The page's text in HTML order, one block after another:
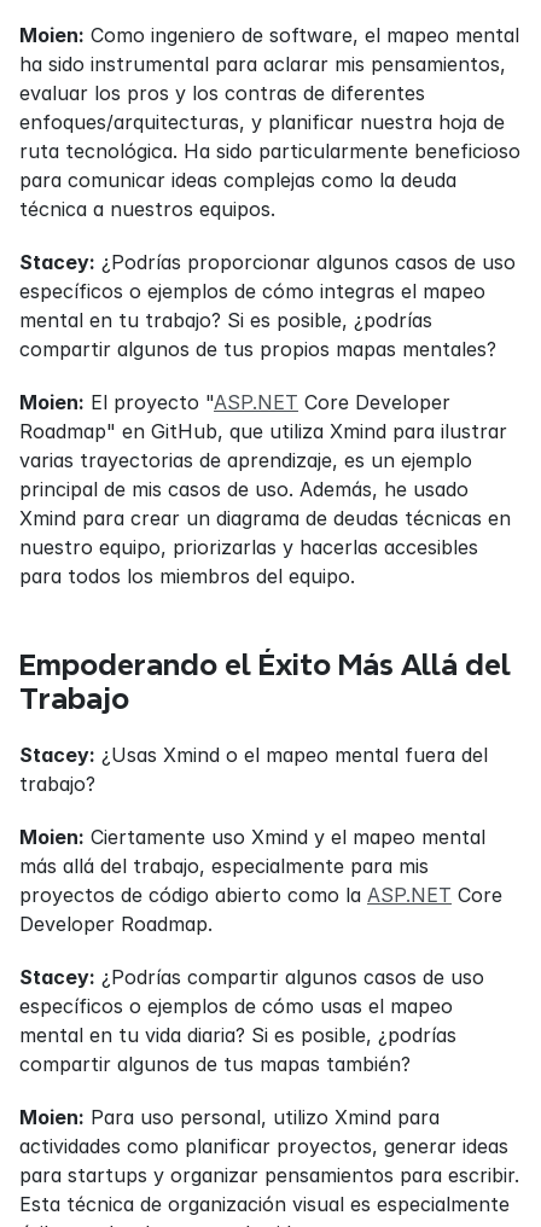
Moien: Como ingeniero de software, el mapeo mental
ha sido instrumental para aclarar mis pensamientos,
evaluar los pros y los contras de diferentes
enfoques/arquitecturas, y planificar nuestra hoja de
ruta tecnológica. Ha sido particularmente beneficioso
para comunicar ideas complejas como la deuda
técnica a nuestros equipos.
Stacey: ¿Podrías proporcionar algunos casos de uso
específicos o ejemplos de cómo integras el mapeo
mental en tu trabajo? Si es posible, ¿podrías
compartir algunos de tus propios mapas mentales?
Moien: El proyecto "ASP.NET Core Developer
Roadmap" en GitHub, que utiliza Xmind para ilustrar
varias trayectorias de aprendizaje, es un ejemplo
principal de mis casos de uso. Además, he usado
Xmind para crear un diagrama de deudas técnicas en
nuestro equipo, priorizarlas y hacerlas accesibles
para todos los miembros del equipo.
Empoderando el Éxito Más Allá del
Trabajo
Stacey: ¿Usas Xmind o el mapeo mental fuera del
trabajo?
Moien: Ciertamente uso Xmind y el mapeo mental
más allá del trabajo, especialmente para mis
proyectos de código abierto como la ASP.NET Core
Developer Roadmap.
Stacey: ¿Podrías compartir algunos casos de uso
específicos o ejemplos de cómo usas el mapeo
mental en tu vida diaria? Si es posible, ¿podrías
compartir algunos de tus mapas también?
Moien: Para uso personal, utilizo Xmind para
actividades como planificar proyectos, generar ideas
para startups y organizar pensamientos para escribir.
Esta técnica de organización visual es especialmente